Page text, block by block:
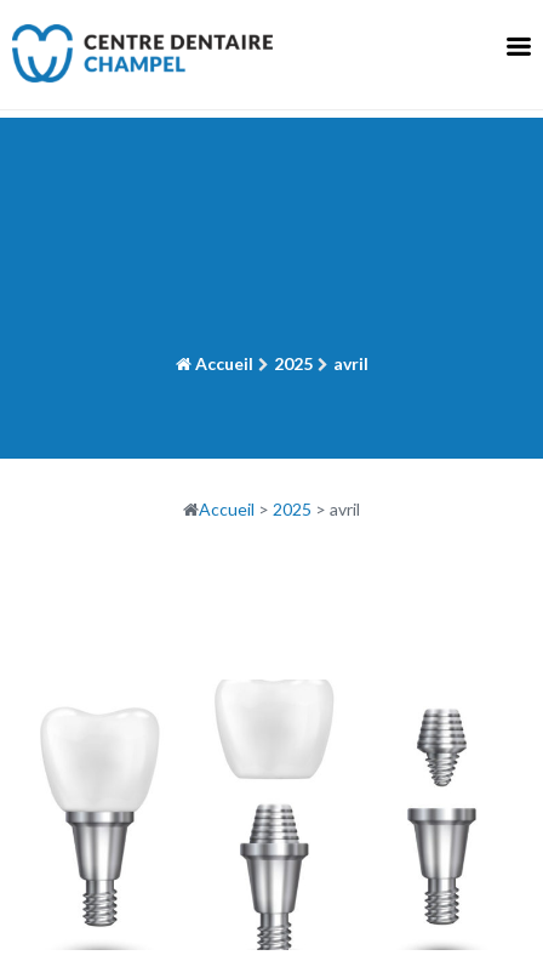
to
content
Accueil 2025 avril
Accueil > 2025 > avril